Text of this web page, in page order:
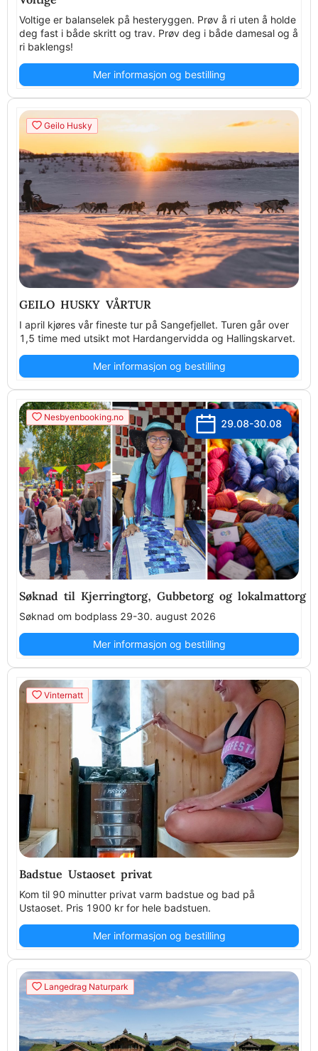
Voltige er balanselek på hesteryggen. Prøv å ri uten å holde
deg fast i både skritt og trav. Prøv deg i både damesal og å
ri baklengs!
Mer informasjon og bestilling
Geilo Husky
GEILO HUSKY VÅRTUR
I april kjøres vår fineste tur på Sangefjellet. Turen går over
1,5 time med utsikt mot Hardangervidda og Hallingskarvet.
Mer informasjon og bestilling
Nesbyenbooking.no
29.08-30.08
Søknad til Kjerringtorg, Gubbetorg og lokalmattorg
Søknad om bodplass 29-30. august 2026
Mer informasjon og bestilling
Vinternatt
Badstue Ustaoset privat
Kom til 90 minutter privat varm badstue og bad på
Ustaoset. Pris 1900 kr for hele badstuen.
Mer informasjon og bestilling
Langedrag Naturpark